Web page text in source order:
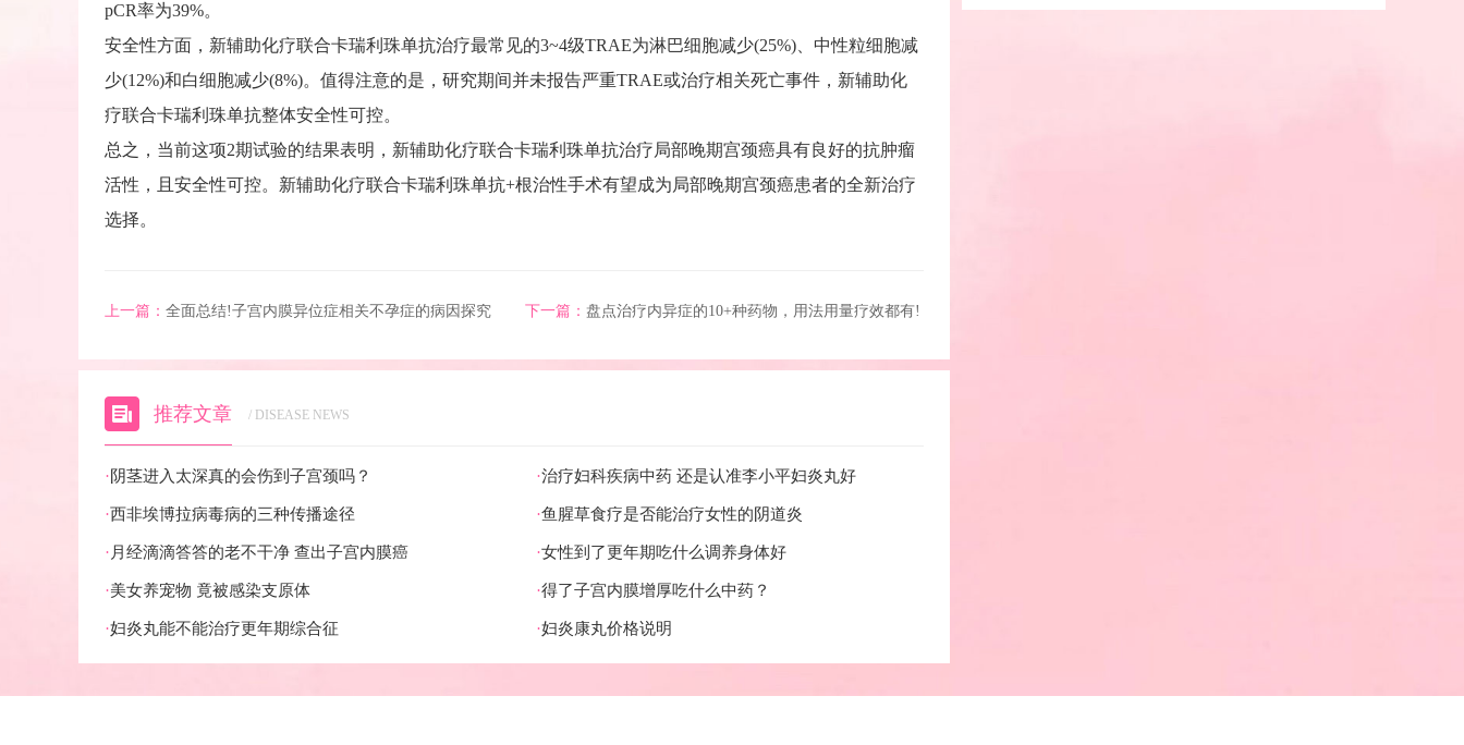
pCR率为39%。
安全性方面，新辅助化疗联合卡瑞利珠单抗治疗最常见的3~4级TRAE为淋巴细胞减少(25%)、中性粒细胞减
少(12%)和白细胞减少(8%)。值得注意的是，研究期间并未报告严重TRAE或治疗相关死亡事件，新辅助化
疗联合卡瑞利珠单抗整体安全性可控。
总之，当前这项2期试验的结果表明，新辅助化疗联合卡瑞利珠单抗治疗局部晚期宫颈癌具有良好的抗肿瘤
活性，且安全性可控。新辅助化疗联合卡瑞利珠单抗+根治性手术有望成为局部晚期宫颈癌患者的全新治疗
选择。
上一篇： 全面总结!子宫内膜异位症相关不孕症的病因探究 下一篇： 盘点治疗内异症的10+种药物，用法用量疗效都有!
推荐文章 / DISEASE NEWS
· 阴茎进入太深真的会伤到子宫颈吗？ ·治疗妇科疾病中药 还是认准李小平妇炎丸好
·西非埃博拉病毒病的三种传播途径 ·鱼腥草食疗是否能治疗女性的阴道炎
· 月经滴滴答答的老不干净 查出子宫内膜癌 ·女性到了更年期吃什么调养身体好
·美女养宠物 竟被感染支原体 ·得了子宫内膜增厚吃什么中药？
·妇炎丸能不能治疗更年期综合征 ·妇炎康丸价格说明